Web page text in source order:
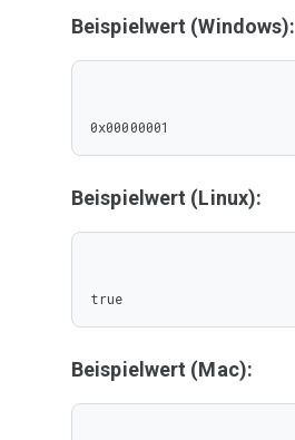
Beispielwert (Windows):
0x00000001
Beispielwert (Linux):
true
Beispielwert (Mac):